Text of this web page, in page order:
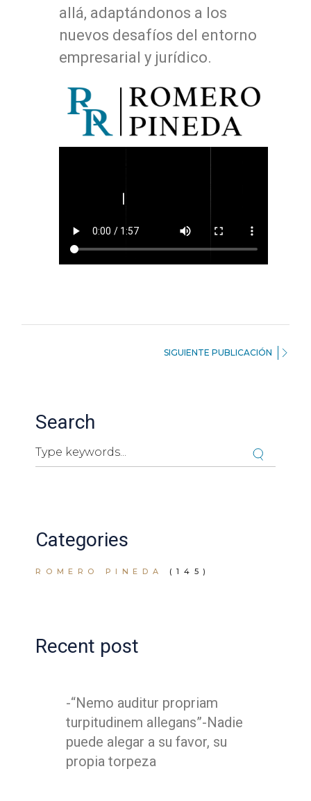
allá, adaptándonos a los
nuevos desafíos del entorno
empresarial y jurídico.
SIGUIENTE PUBLICACIÓN
Search
Categories
ROMERO PINEDA (145)
Recent post
-“Nemo auditur propriam
turpitudinem allegans”-Nadie
puede alegar a su favor, su
propia torpeza